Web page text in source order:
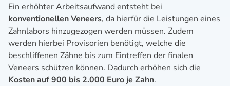
Ein erhöhter Arbeitsaufwand entsteht bei
konventionellen Veneers, da hierfür die Leistungen eines
Zahnlabors hinzugezogen werden müssen. Zudem
werden hierbei Provisorien benötigt, welche die
beschliffenen Zähne bis zum Eintreffen der finalen
Veneers schützen können. Dadurch erhöhen sich die
Kosten auf 900 bis 2.000 Euro je Zahn.